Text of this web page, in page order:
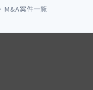
M&A案件一覧